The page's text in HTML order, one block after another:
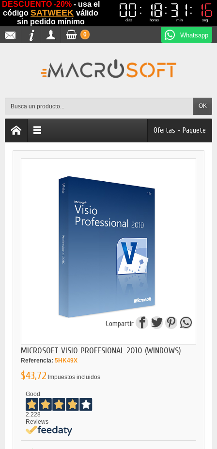
DESCUENTO -20% - usa el
código SATWEEK válido
sin pedido mínimo
00
00
dias
18
18
horas
31
31
min
16
15
15
16
seg
Whatsapp
OK
0
Ofertas - Paquete
Compartir
MICROSOFT VISIO PROFESIONAL 2010 (WINDOWS)
Referencia: 5HK49X
$43,72 Impuestos incluidos
Good
2.228
Reviews